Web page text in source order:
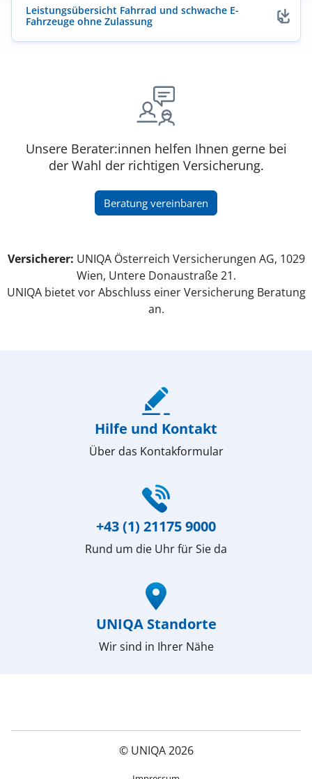
Leistungsübersicht Fahrrad und schwache E-
Fahrzeuge ohne Zulassung
(öffnet in neuem Fenster)
Unsere Berater:innen helfen Ihnen gerne bei
der Wahl der richtigen Versicherung.
Beratung vereinbaren
(öffnet in neuem Fenster)
Versicherer: UNIQA Österreich Versicherungen AG, 1029
Wien, Untere Donaustraße 21.
UNIQA bietet vor Abschluss einer Versicherung Beratung
an.
Hilfe und Kontakt
Über das Kontakformular
+43 (1) 21175 9000
Rund um die Uhr für Sie da
UNIQA Standorte
Wir sind in Ihrer Nähe
© UNIQA 2026